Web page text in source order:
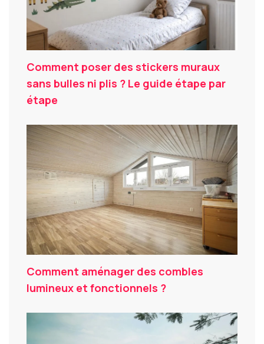
Comment poser des stickers muraux
sans bulles ni plis ? Le guide étape par
étape
Comment aménager des combles
lumineux et fonctionnels ?